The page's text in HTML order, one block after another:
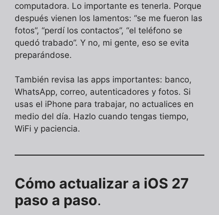
computadora. Lo importante es tenerla. Porque
después vienen los lamentos: “se me fueron las
fotos”, “perdí los contactos”, “el teléfono se
quedó trabado”. Y no, mi gente, eso se evita
preparándose.
También revisa las apps importantes: banco,
WhatsApp, correo, autenticadores y fotos. Si
usas el iPhone para trabajar, no actualices en
medio del día. Hazlo cuando tengas tiempo,
WiFi y paciencia.
Cómo actualizar a iOS 27
paso a paso.